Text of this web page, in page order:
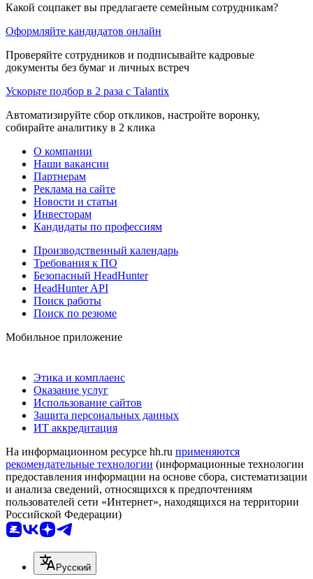
Какой соцпакет вы предлагаете семейным сотрудникам?
Оформляйте кандидатов онлайн
Проверяйте сотрудников и подписывайте кадровые
документы без бумаг и личных встреч
Ускорьте подбор в 2 раза с Talantix
Автоматизируйте сбор откликов, настройте воронку,
собирайте аналитику в 2 клика
О компании
Наши вакансии
Партнерам
Реклама на сайте
Новости и статьи
Инвесторам
Кандидаты по профессиям
Производственный календарь
Требования к ПО
Безопасный HeadHunter
HeadHunter API
Поиск работы
Поиск по резюме
Мобильное приложение
Этика и комплаенс
Оказание услуг
Использование сайтов
Защита персональных данных
ИТ аккредитация
На информационном ресурсе hh.ru применяются
рекомендательные технологии (информационные технологии
предоставления информации на основе сбора, систематизации
и анализа сведений, относящихся к предпочтениям
пользователей сети «Интернет», находящихся на территории
Российской Федерации)
Русский